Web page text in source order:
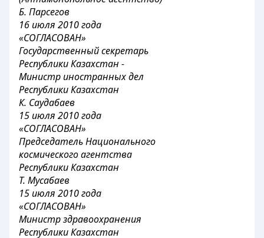
Б. Парсегов
16 июля 2010 года
«СОГЛАСОВАН»
Государственный секретарь
Республики Казахстан -
Министр иностранных дел
Республики Казахстан
К. Саудабаев
15 июля 2010 года
«СОГЛАСОВАН»
Председатель Национального
космического агентства
Республики Казахстан
Т. Мусабаев
15 июля 2010 года
«СОГЛАСОВАН»
Министр здравоохранения
Республики Казахстан